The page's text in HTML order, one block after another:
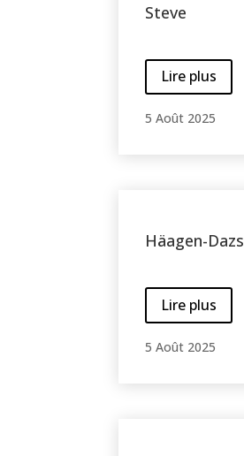
Steve
Lire plus
5 Août 2025
Häagen-Dazs
Lire plus
5 Août 2025